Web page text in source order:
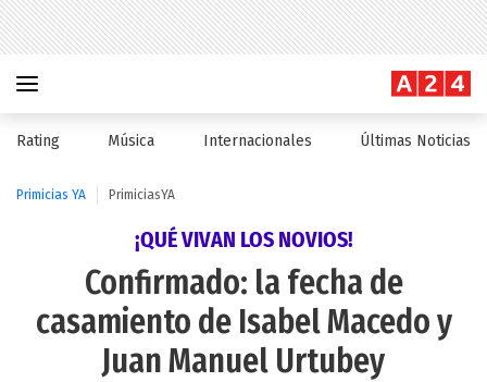
Rating Música Internacionales Últimas Noticias
Primicias YA PrimiciasYA
¡QUÉ VIVAN LOS NOVIOS!
Confirmado: la fecha de
casamiento de Isabel Macedo y
Juan Manuel Urtubey